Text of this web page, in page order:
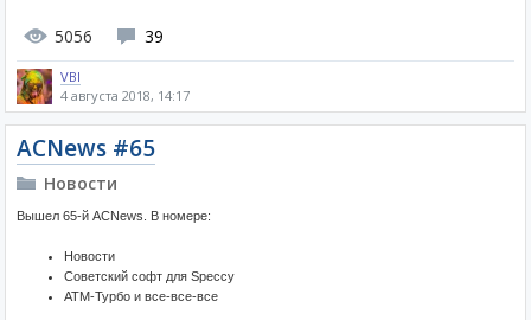
5056 39
VBI
4 августа 2018, 14:17
ACNews #65
Новости
Вышел 65-й ACNews. В номере:
Новости
Советский софт для Speccy
ATM-Турбо и все-все-все